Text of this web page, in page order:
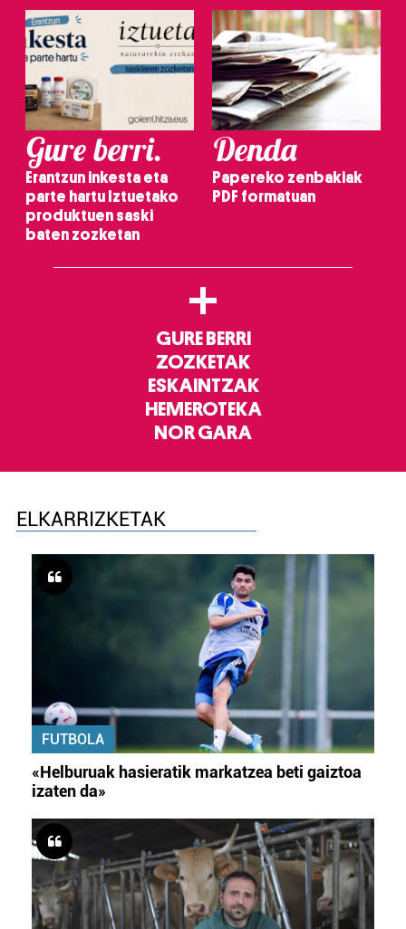
Gure berri.
Erantzun inkesta eta
parte hartu Iztuetako
produktuen saski
baten zozketan
Denda
Papereko zenbakiak
PDF formatuan
+
GURE BERRI
ZOZKETAK
ESKAINTZAK
HEMEROTEKA
NOR GARA
ELKARRIZKETAK
FUTBOLA
«Helburuak hasieratik markatzea beti gaiztoa
izaten da»